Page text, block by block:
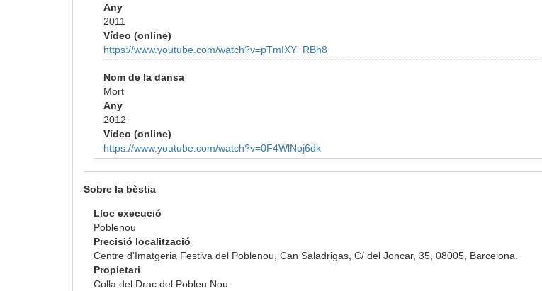
Any
2011
Vídeo (online)
https://www.youtube.com/watch?v=pTmIXY_RBh8
Nom de la dansa
Mort
Any
2012
Vídeo (online)
https://www.youtube.com/watch?v=0F4WlNoj6dk
Sobre la bèstia
Lloc execució
Poblenou
Precisió localització
Centre d'Imatgeria Festiva del Poblenou, Can Saladrigas, C/ del Joncar, 35, 08005, Barcelona.
Propietari
Colla del Drac del Pobleu Nou